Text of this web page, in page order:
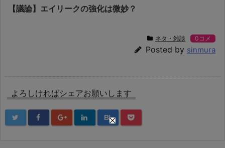
【議論】エイリークの強化は微妙？
ネタ・雑談 0コメ
Posted by sinmura
よろしければシェアお願いします
B!